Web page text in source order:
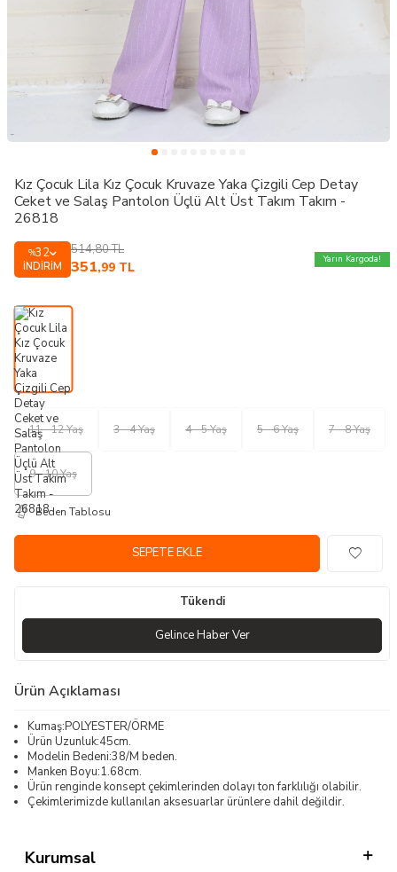
Kız Çocuk Lila Kız Çocuk Kruvaze Yaka Çizgili Cep Detay
Ceket ve Salaş Pantolon Üçlü Alt Üst Takım Takım -
26818
%32
İNDIRIM
514,80TL
351,99 TL
Yarın Kargoda!
11 - 12 Yaş 3 - 4 Yaş 4 - 5 Yaş 5 - 6 Yaş 7 - 8 Yaş
9 - 10 Yaş
Beden Tablosu
SEPETE EKLE
Tükendi
Gelince Haber Ver
Ürün Açıklaması
Kumaş:POLYESTER/ÖRME
Ürün Uzunluk:45cm.
Modelin Bedeni:38/M beden.
Manken Boyu:1.68cm.
Ürün renginde konsept çekimlerinden dolayı ton farklılığı olabilir.
Çekimlerimizde kullanılan aksesuarlar ürünlere dahil değildir.
Kurumsal